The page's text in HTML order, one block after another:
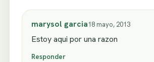
marysol garcia18 mayo, 2013
Estoy aqui por una razon
Responder